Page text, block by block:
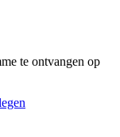
te ontvangen op